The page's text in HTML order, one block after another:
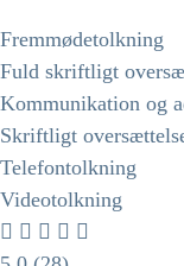
Fremmødetolkning
Fuld skriftligt
Kommunikation og
Skriftligt
Telefontolkning
Videotolkning